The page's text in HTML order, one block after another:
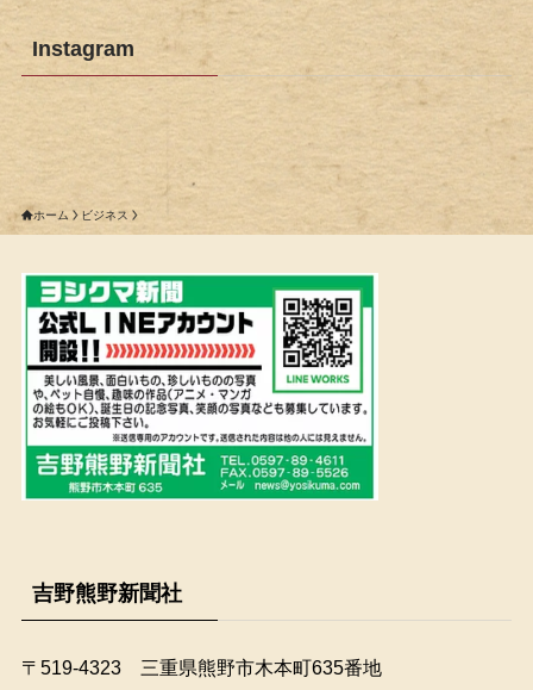
Instagram
ホーム ビジネス
吉野熊野新聞社
〒519-4323 三重県熊野市木本町635番地